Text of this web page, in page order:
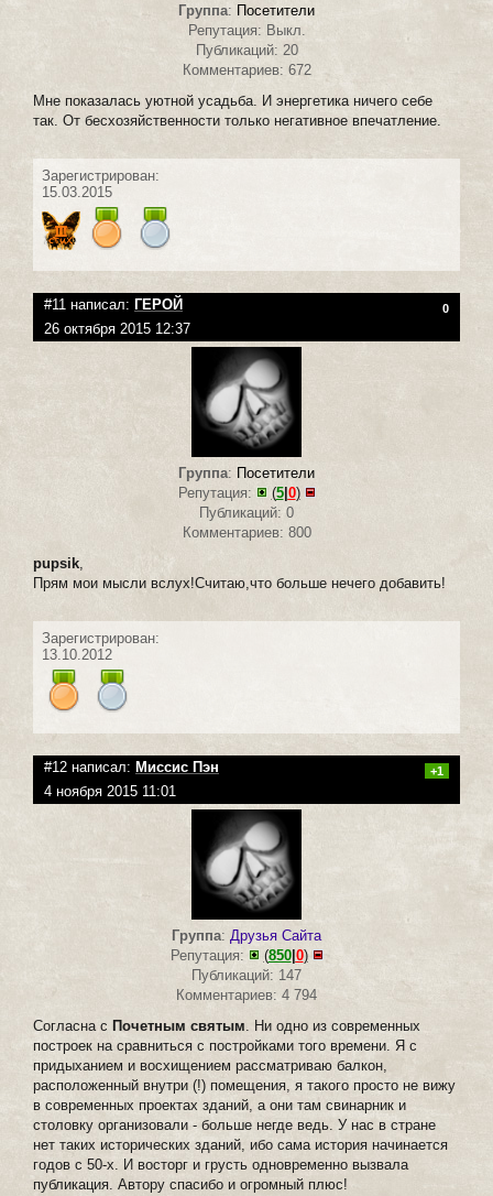
Группа: Посетители
Репутация: Выкл.
Публикаций: 20
Комментариев: 672
Мне показалась уютной усадьба. И энергетика ничего себе
так. От бесхозяйственности только негативное впечатление.
Зарегистрирован:
15.03.2015
#11 написал: ГЕРОЙ 0
26 октября 2015 12:37
Группа: Посетители
Репутация:
(5| 0)
Публикаций: 0
Комментариев: 800
pupsik
Прям мои мысли вслух!Считаю,что больше нечего добавить!
Зарегистрирован:
13.10.2012
#12 написал: Миссис Пэн +1
4 ноября 2015 11:01
Группа: Друзья Сайта
Репутация:
(850| 0)
Публикаций: 147
Комментариев: 4 794
Согласна с Почетным святым . Ни одно из современных
построек на сравниться с постройками того времени. Я с
придыханием и восхищением рассматриваю балкон,
расположенный внутри (!) помещения, я такого просто не вижу
в современных проектах зданий, а они там свинарник и
столовку организовали - больше негде ведь. У нас в стране
нет таких исторических зданий, ибо сама история начинается
годов с 50-х. И восторг и грусть одновременно вызвала
публикация. Автору спасибо и огромный плюс!